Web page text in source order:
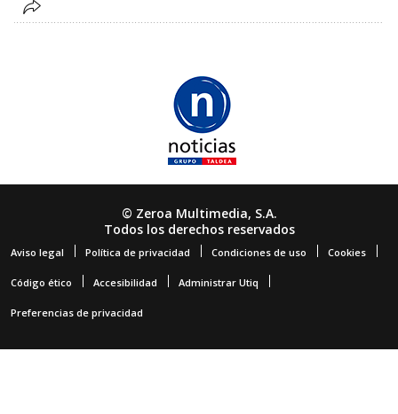
© Zeroa Multimedia, S.A.
Todos los derechos reservados
Aviso legal Política de privacidad Condiciones de uso Cookies
Código ético Accesibilidad Administrar Utiq
Preferencias de privacidad